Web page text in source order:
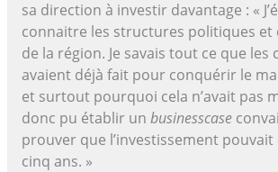
sa direction à investir davantage : «
connaitre les structures politiques et
de la région. Je savais tout ce que
avaient déjà fait pour conquérir le
et surtout pourquoi cela n’avait pas
donc pu établir un businesscase
prouver que l’investissement
cinq ans. »